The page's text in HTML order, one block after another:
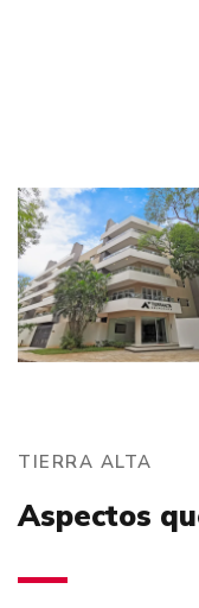
TIERRA ALTA
Aspectos